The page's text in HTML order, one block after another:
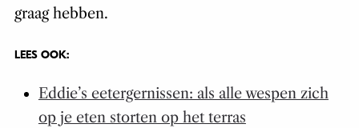
graag hebben.
LEES OOK:
Eddie’s eetergernissen: als alle wespen zich
op je eten storten op het terras